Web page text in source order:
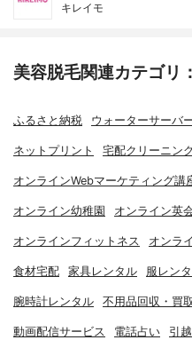
キレイモ
美容脱毛関連カテゴリ
ふるさと納税 ウォーターサーバ
ネットプリント 宅配クリーニン
オンラインWebマーケティング講
オンライン幼稚園 オンライン英
オンラインフィットネス オンラ
食材宅配 家具レンタル 服レン
腕時計レンタル 不用品回収・買
動画配信サービス 電話占い 引